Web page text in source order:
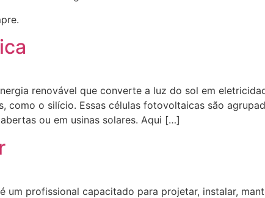
renovável que converte a luz do sol em
como o silício. Essas células fotovoltaicas são
ou em usinas solares. Aqui […]
um profissional capacitado para projetar, instalar,